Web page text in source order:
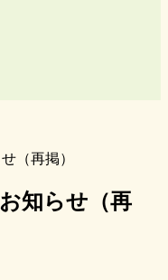
（再掲）
知らせ（再